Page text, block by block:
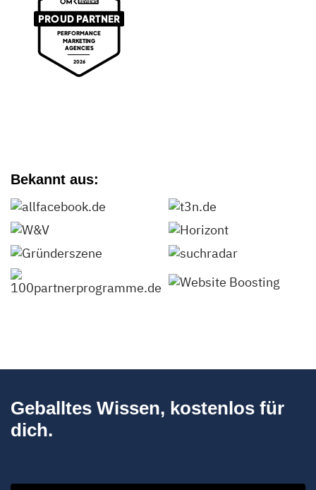
Bekannt aus:
Geballtes Wissen, kostenlos für
dich.